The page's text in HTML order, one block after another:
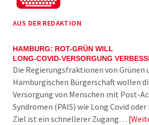
AUS DER REDAKTION
HAMBURG: ROT-GRÜN WILL
LONG-COVID-VERSORGUNG
Die Regierungsfraktionen von Grünen
Hamburgischen Bürgerschaft wollen
Versorgung von Menschen mit Post-
Syndromen (PAIS) wie Long Covid oder
Ziel ist ein schnellerer Zugang…